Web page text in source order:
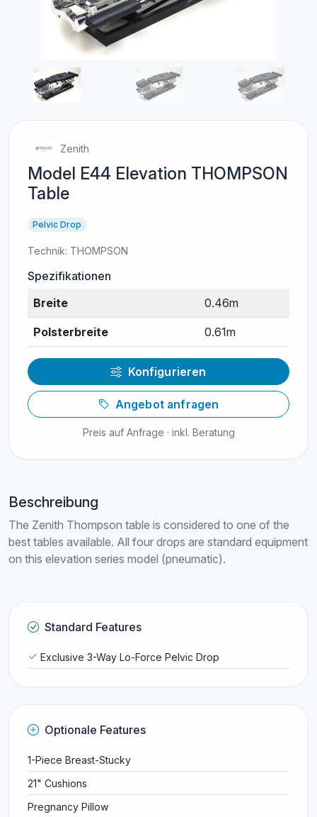
Zenith
Model E44 Elevation THOMPSON
Table
Pelvic Drop
Technik: THOMPSON
Spezifikationen
Breite
0.46m
Polsterbreite 0.61m
Konfigurieren
Angebot anfragen
Preis auf Anfrage · inkl. Beratung
Beschreibung
The Zenith Thompson table is considered to one of the
best tables available. All four drops are standard equipment
on this elevation series model (pneumatic).
Standard Features
Exclusive 3-Way Lo-Force Pelvic Drop
Optionale Features
1-Piece Breast-Stucky
21" Cushions
Pregnancy Pillow